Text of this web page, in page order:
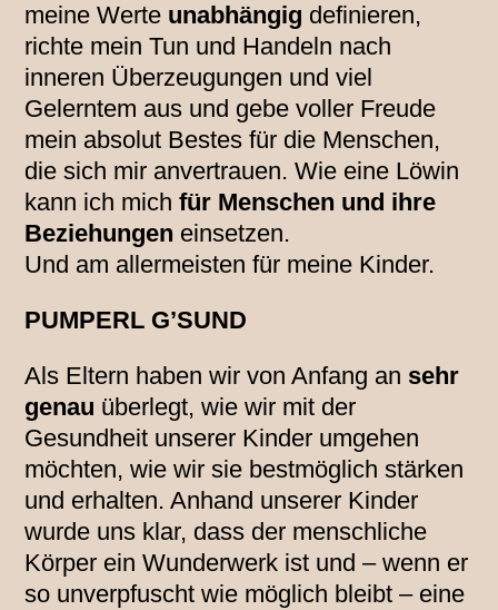
meine Werte unabhängig definieren,
richte mein Tun und Handeln nach
inneren Überzeugungen und viel
Gelerntem aus und gebe voller Freude
mein absolut Bestes für die Menschen,
die sich mir anvertrauen. Wie eine Löwin
kann ich michfür Menschen und ihre
Beziehungen einsetzen.
Und am allermeisten für meine Kinder.
PUMPERL G’SUND
Als Eltern haben wir von Anfang an sehr
genau überlegt, wie wir mit der
Gesundheit unserer Kinder umgehen
möchten, wie wir sie bestmöglich stärken
und erhalten. Anhand unserer Kinder
wurde uns klar, dass der menschliche
Körper ein Wunderwerk ist und – wenn er
so unverpfuscht wie möglich bleibt – eine